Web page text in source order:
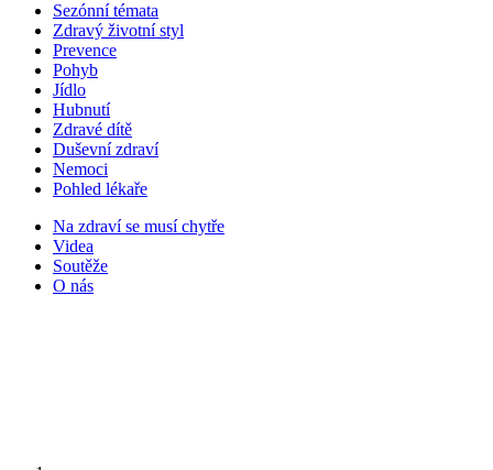
Sezónní témata
Zdravý životní styl
Prevence
Pohyb
Jídlo
Hubnutí
Zdravé dítě
Duševní zdraví
Nemoci
Pohled lékaře
Na zdraví se musí chytře
Videa
Soutěže
O nás